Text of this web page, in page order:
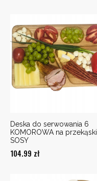
Deska do serwowania 6
KOMOROWA na przekąski
SOSY
104.99 zł